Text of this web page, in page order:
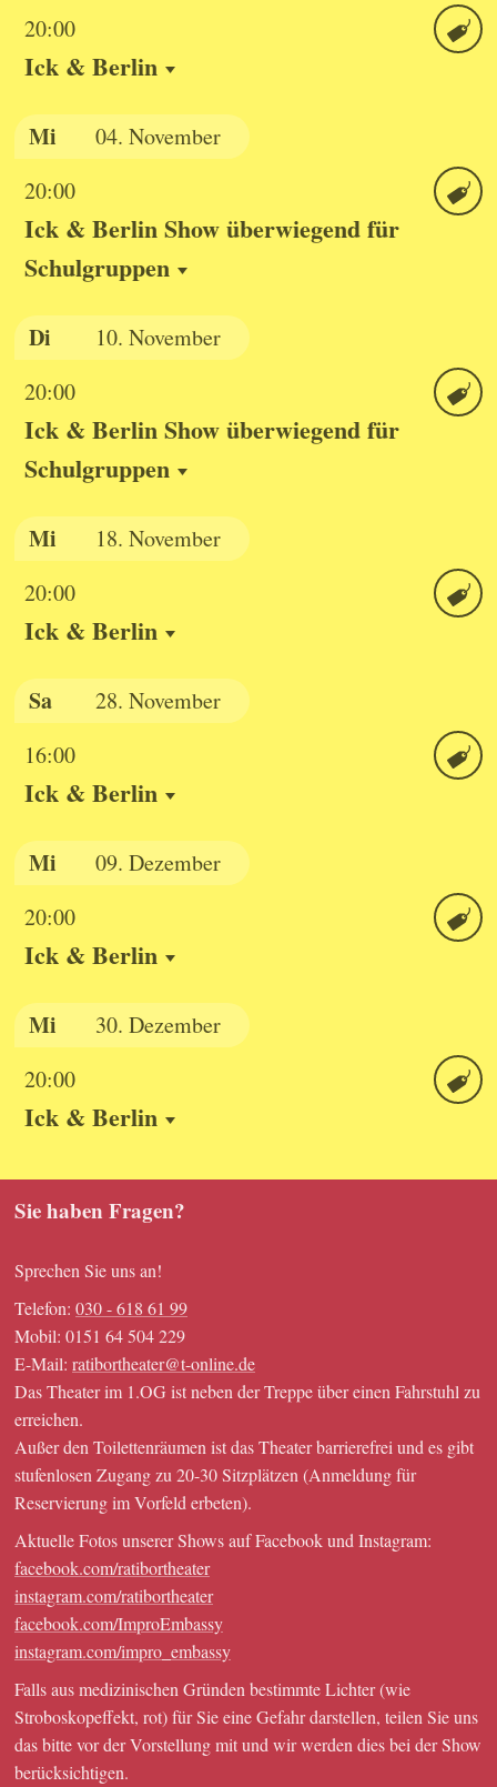
20:00
Ick & Berlin
Mi 04. November
20:00
Ick & Berlin Show überwiegend für
Schulgruppen
Di 10. November
20:00
Ick & Berlin Show überwiegend für
Schulgruppen
Mi 18. November
20:00
Ick & Berlin
Sa 28. November
16:00
Ick & Berlin
Mi 09. Dezember
20:00
Ick & Berlin
Mi 30. Dezember
20:00
Ick & Berlin
Sie haben Fragen?
Sprechen Sie uns an!
Telefon: 030 - 618 61 99
Mobil: 0151 64 504 229
E-Mail: ratibortheater@t-online.de
Das Theater im 1.OG ist neben der Treppe über einen Fahrstuhl zu
erreichen.
Außer den Toilettenräumen ist das Theater barrierefrei und es gibt
stufenlosen Zugang zu 20-30 Sitzplätzen (Anmeldung für
Reservierung im Vorfeld erbeten).
Aktuelle Fotos unserer Shows auf Facebook und Instagram:
facebook.com/ratibortheater
instagram.com/ratibortheater
facebook.com/ImproEmbassy
instagram.com/impro_embassy
Falls aus medizinischen Gründen bestimmte Lichter (wie
Stroboskopeffekt, rot) für Sie eine Gefahr darstellen, teilen Sie uns
das bitte vor der Vorstellung mit und wir werden dies bei der Show
berücksichtigen.